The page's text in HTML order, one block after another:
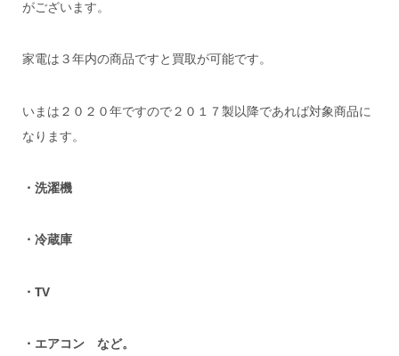
がございます。
家電は３年内の商品ですと買取が可能です。
いまは２０２０年ですので２０１７製以降であれば対象商品に
なります。
・洗濯機
・冷蔵庫
・TV
・エアコン など。